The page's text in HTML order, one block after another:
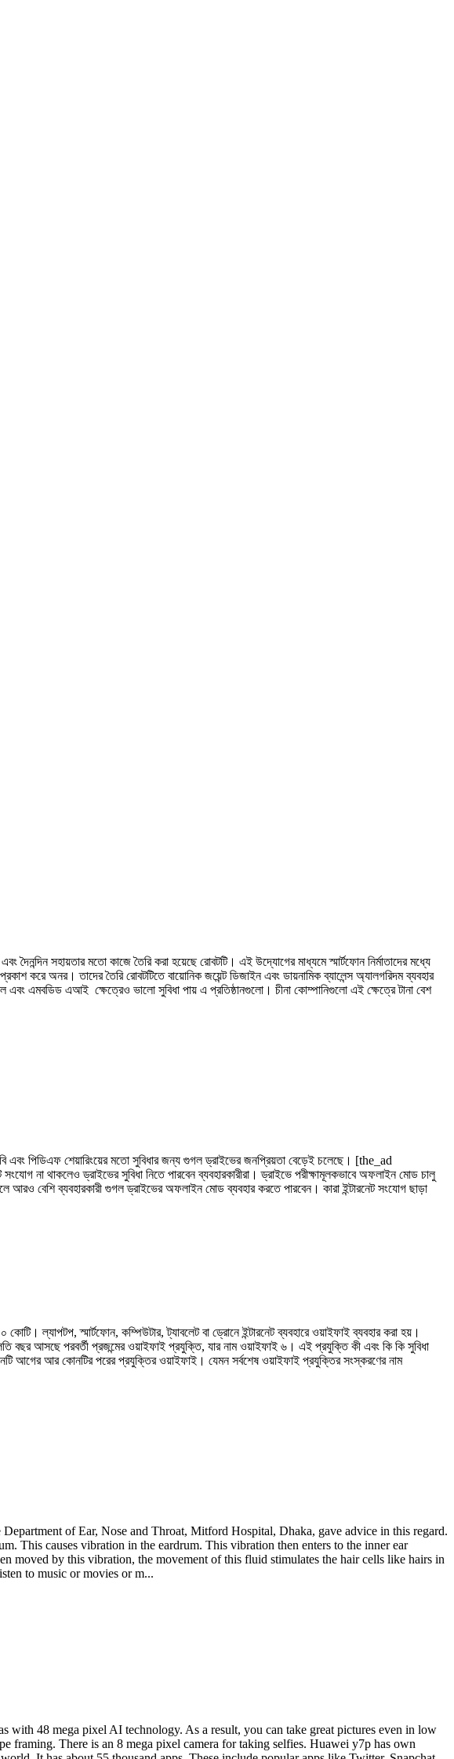
দৈনন্দিন সহায়তার মতো কাজে তৈরি করা হয়েছে রোবটটি। এই উদ্যোগের মাধ্যমে স্মার্টফোন নির্মাতাদের মধ্যে
করে অনর। তাদের তৈরি রোবটটিতে বায়োনিক জয়েন্ট ডিজাইন এবং ডায়নামিক ব্যালেন্স অ্যালগরিদম ব্যবহার
এবং এমবডিড এআই ক্ষেত্রেও ভালো সুবিধা পায় এ প্রতিষ্ঠানগুলো। চীনা কোম্পানিগুলো এই ক্ষেত্রে টানা বেশ
পিডিএফ শেয়ারিংয়ের মতো সুবিধার জন্য গুগল ড্রাইভের জনপ্রিয়তা বেড়েই চলেছে। [the_ad
থাকলেও ড্রাইভের সুবিধা নিতে পারবেন ব্যবহারকারীরা। ড্রাইভে পরীক্ষামূলকভাবে অফলাইন মোড চালু
আরও বেশি ব্যবহারকারী গুগল ড্রাইভের অফলাইন মোড ব্যবহার করতে পারবেন। কারা ইন্টারনেট সংযোগ ছাড়া
ল্যাপটপ, স্মার্টফোন, কম্পিউটার, ট্যাবলেট বা ড্রোনে ইন্টারনেট ব্যবহারে ওয়াইফাই ব্যবহার করা হয়।
বছর আসছে পরবর্তী প্রজন্মের ওয়াইফাই প্রযুক্তি, যার নাম ওয়াইফাই ৬। এই প্রযুক্তি কী এবং কি কি সুবিধা
আগের আর কোনটির পরের প্রযুক্তির ওয়াইফাই। যেমন সর্বশেষ ওয়াইফাই প্রযুক্তির সংস্করণের নাম
of Ear, Nose and Throat, Mitford Hospital, Dhaka, gave advice in this regard.
This causes vibration in the eardrum. This vibration then enters to the inner ear
moved by this vibration, the movement of this fluid stimulates the hair cells like hairs in
to music or movies or m...
with 48 mega pixel AI technology. As a result, you can take great pictures even in low
There is an 8 mega pixel camera for taking selfies. Huawei y7p has own